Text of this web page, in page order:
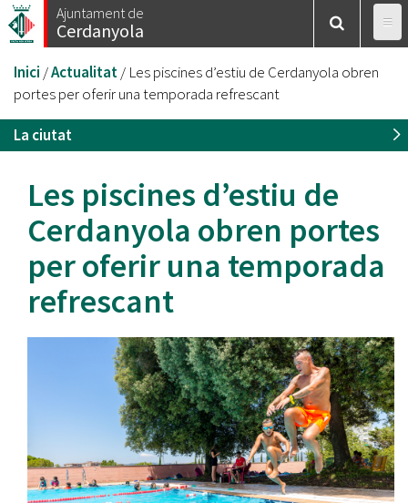
Vés
al
Ajuntament de
Cerdanyola
Esteu
aquí
Inici /Actualitat/ Les piscines d’estiu de Cerdanyola obren
portes per oferir una temporada refrescant
La ciutat
Les piscines d’estiu de
Cerdanyola obren portes
per oferir una temporada
refrescant